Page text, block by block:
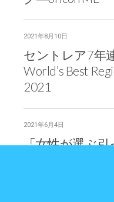
2021年8月10日
セントレア7年
World’s Best
2021
2021年6月4日
「女性が選ぶ